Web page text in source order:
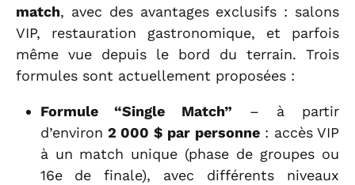
match, avec des avantages exclusifs : salons
VIP, restauration gastronomique, et parfois
même vue depuis le bord du terrain. Trois
formules sont actuellement proposées :
Formule “Single Match” – à partir
d’environ2 000 $ par personne: accès VIP
à un match unique (phase de groupes ou
16e de finale), avec différents niveaux